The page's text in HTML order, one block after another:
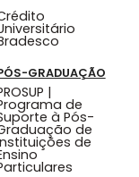
GRADUAÇÃO
|
de
à Pós-
de
de